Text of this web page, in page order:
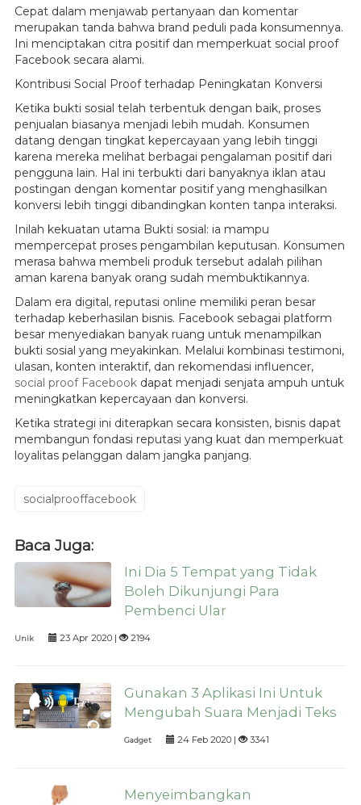
Cepat dalam menjawab pertanyaan dan komentar
merupakan tanda bahwa brand peduli pada konsumennya.
Ini menciptakan citra positif dan memperkuat social proof
Facebook secara alami.
Kontribusi Social Proof terhadap Peningkatan Konversi
Ketika bukti sosial telah terbentuk dengan baik, proses
penjualan biasanya menjadi lebih mudah. Konsumen
datang dengan tingkat kepercayaan yang lebih tinggi
karena mereka melihat berbagai pengalaman positif dari
pengguna lain. Hal ini terbukti dari banyaknya iklan atau
postingan dengan komentar positif yang menghasilkan
konversi lebih tinggi dibandingkan konten tanpa interaksi.
Inilah kekuatan utama Bukti sosial: ia mampu
mempercepat proses pengambilan keputusan. Konsumen
merasa bahwa membeli produk tersebut adalah pilihan
aman karena banyak orang sudah membuktikannya.
Dalam era digital, reputasi online memiliki peran besar
terhadap keberhasilan bisnis. Facebook sebagai platform
besar menyediakan banyak ruang untuk menampilkan
bukti sosial yang meyakinkan. Melalui kombinasi testimoni,
ulasan, konten interaktif, dan rekomendasi influencer,
social proof Facebookdapat menjadi senjata ampuh untuk
meningkatkan kepercayaan dan konversi.
Ketika strategi ini diterapkan secara konsisten, bisnis dapat
membangun fondasi reputasi yang kuat dan memperkuat
loyalitas pelanggan dalam jangka panjang.
socialprooffacebook
Baca Juga:
Ini Dia 5 Tempat yang Tidak
Boleh Dikunjungi Para
Pembenci Ular
Unik 23 Apr 2020 | 2194
Gunakan 3 Aplikasi Ini Untuk
Mengubah Suara Menjadi Teks
Gadget 24 Feb 2020 | 3341
Menyeimbangkan